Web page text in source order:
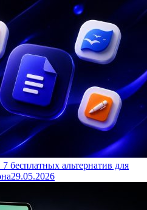
бесплатных альтернатив для
29.05.2026